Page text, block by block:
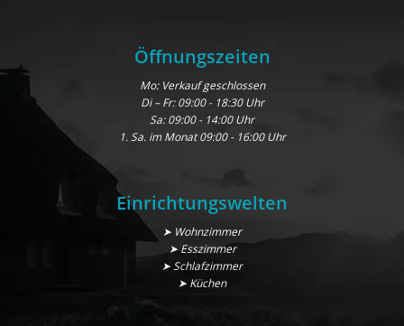
Öffnungszeiten
Mo: Verkauf geschlossen
Di – Fr: 09:00 - 18:30 Uhr
Sa: 09:00 - 14:00 Uhr
1. Sa. im Monat 09:00 - 16:00 Uhr
Einrichtungswelten
➤ Wohnzimmer
➤ Esszimmer
➤ Schlafzimmer
➤ Küchen